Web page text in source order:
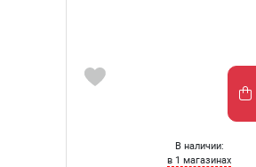
В наличии:
в 1 магазинах